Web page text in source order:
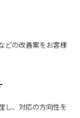
どの改善案をお客様
し、対応の方向性を